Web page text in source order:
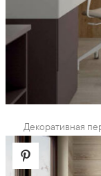
Декоративная